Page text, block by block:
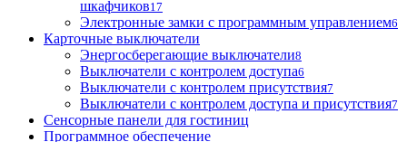
шкафчиков17
Электронные замки с программным управлением6
Карточные выключатели
Энергосберегающие выключатели8
Выключатели с контролем доступа6
Выключатели с контролем присутствия7
Выключатели с контролем доступа и присутствия7
Сенсорные панели для гостиниц
Программное обеспечение